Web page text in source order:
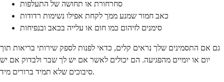
סחרחורת או תחושה של התעלפות
כאב חמור שמנע ממך לקחת אפילו נשימות רדודות
סימנים לזיהום כמו חום או עלייה בכאב ובנפיחות
גם אם התסמינים שלך נראים קלים, כדאי לפנות לספק שירותי בריאות תוך
יום או יומיים מהפגיעה. הם יכולים לאשר אם יש לך שבר ולבדוק אם יש
סיבוכים שלא תמיד ברורים מיד.